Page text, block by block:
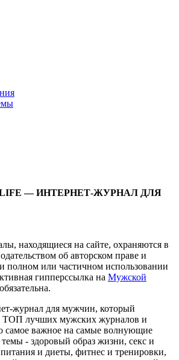
LIFE — ИНТЕРНЕТ-ЖУРНАЛ ДЛЯ
находящиеся на сайте, охраняются в
об авторском праве и
полном или частичном использовании
гипперссылка на Мужской
обязательна.
журнал для мужчин, который
ТОП лучших мужских журналов и
самое важное на самые волнующие
- здоровый образ жизни, секс и
и диеты, фитнес и тренировки,